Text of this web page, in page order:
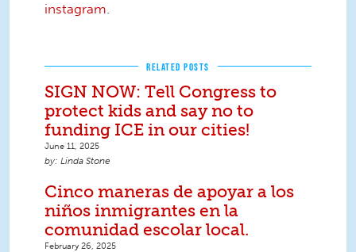
instagram.
RELATED POSTS
SIGN NOW: Tell Congress to
protect kids and say no to
funding ICE in our cities!
June 11, 2025
Linda Stone
Cinco maneras de apoyar a los
niños inmigrantes en la
comunidad escolar local.
February 26, 2025